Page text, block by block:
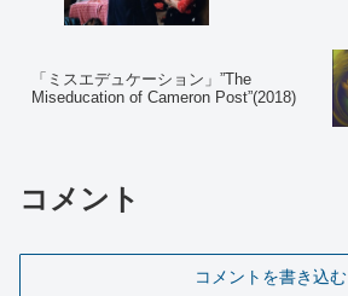
「ミスエデュケーション」”The
Miseducation of Cameron Post”(2018)
コメント
コメントを書き込む